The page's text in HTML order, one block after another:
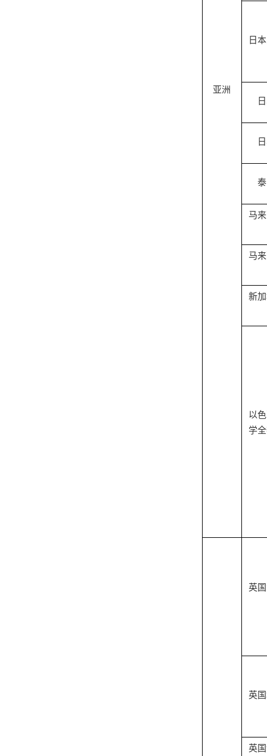
亚洲
日
马
马
新
以
学
英
英
英